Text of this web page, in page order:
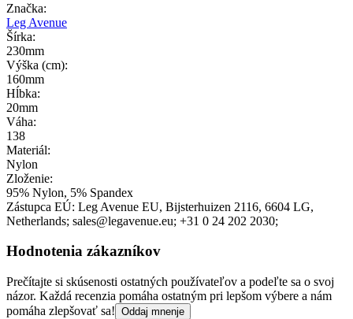
Značka:
Leg Avenue
Šírka:
230mm
Výška (cm):
160mm
Hĺbka:
20mm
Váha:
138
Materiál:
Nylon
Zloženie:
95% Nylon, 5% Spandex
Zástupca EÚ: Leg Avenue EU, Bijsterhuizen 2116, 6604 LG,
Netherlands; sales@legavenue.eu; +31 0 24 202 2030;
Hodnotenia zákazníkov
Prečítajte si skúsenosti ostatných používateľov a podeľte sa o svoj
názor. Každá recenzia pomáha ostatným pri lepšom výbere a nám
pomáha zlepšovať sa! Oddaj mnenje